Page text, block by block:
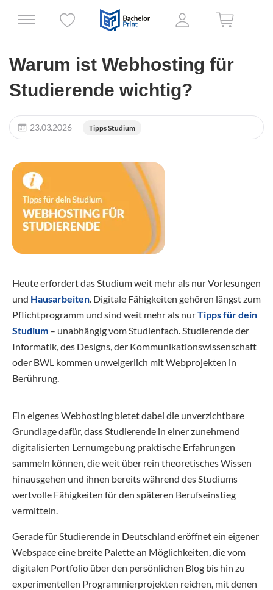
Warum ist Webhosting für
Studierende wichtig?
23.03.2026 Tipps Studium
Heute erfordert das Studium weit mehr als nur Vorlesungen
und Hausarbeiten. Digitale Fähigkeiten gehören längst zum
Pflichtprogramm und sind weit mehr als nurTipps für dein
Studium – unabhängig vom Studienfach. Studierende der
Informatik, des Designs, der Kommunikationswissenschaft
oder BWL kommen unweigerlich mit Webprojekten in
Berührung.
Ein eigenes Webhosting bietet dabei die unverzichtbare
Grundlage dafür, dass Studierende in einer zunehmend
digitalisierten Lernumgebung praktische Erfahrungen
sammeln können, die weit über rein theoretisches Wissen
hinausgehen und ihnen bereits während des Studiums
wertvolle Fähigkeiten für den späteren Berufseinstieg
vermitteln.
Gerade für Studierende in Deutschland eröffnet ein eigener
Webspace eine breite Palette an Möglichkeiten, die vom
digitalen Portfolio über den persönlichen Blog bis hin zu
experimentellen Programmierprojekten reichen, mit denen